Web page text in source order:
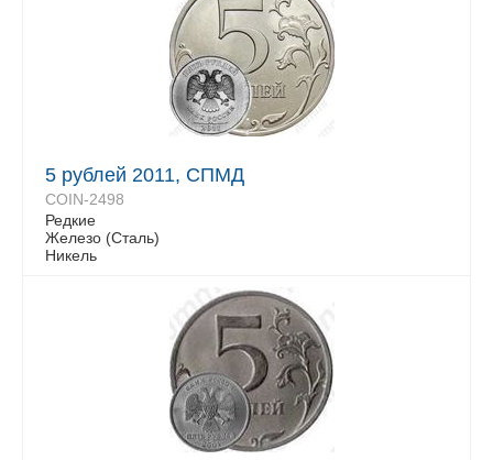
5 рублей 2011, СПМД
COIN-2498
Редкие
Железо (Сталь)
Никель